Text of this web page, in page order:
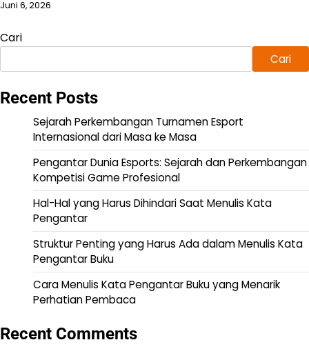
Juni 6, 2026
Cari
Cari
Recent Posts
Sejarah Perkembangan Turnamen Esport
Internasional dari Masa ke Masa
Pengantar Dunia Esports: Sejarah dan Perkembangan
Kompetisi Game Profesional
Hal-Hal yang Harus Dihindari Saat Menulis Kata
Pengantar
Struktur Penting yang Harus Ada dalam Menulis Kata
Pengantar Buku
Cara Menulis Kata Pengantar Buku yang Menarik
Perhatian Pembaca
Recent Comments